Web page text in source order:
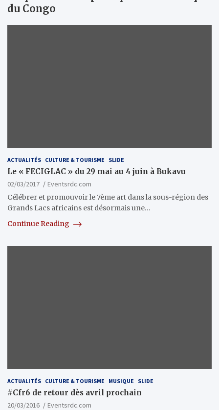
du Congo
ACTUALITÉS CULTURE & TOURISME SLIDE
Le « FECIGLAC » du 29 mai au 4 juin à Bukavu
02/03/2017
Eventsrdc.com
Célébrer et promouvoir le 7ème art dans la sous-région des
Grands Lacs africains est désormais une…
Continue Reading
ACTUALITÉS CULTURE & TOURISME MUSIQUE SLIDE
#Cfr6 de retour dès avril prochain
20/03/2016
Eventsrdc.com